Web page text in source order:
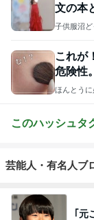
文の本
子供服沼
これが
危険性。
ほんとうに
このハッシュタ
芸能人・有名人ブ
｢